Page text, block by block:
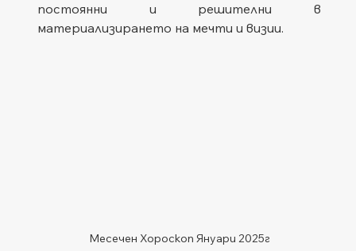
постоянни и решителни в
материализирането на мечти и визии.
Месечен Хороскоп Януари 2025г